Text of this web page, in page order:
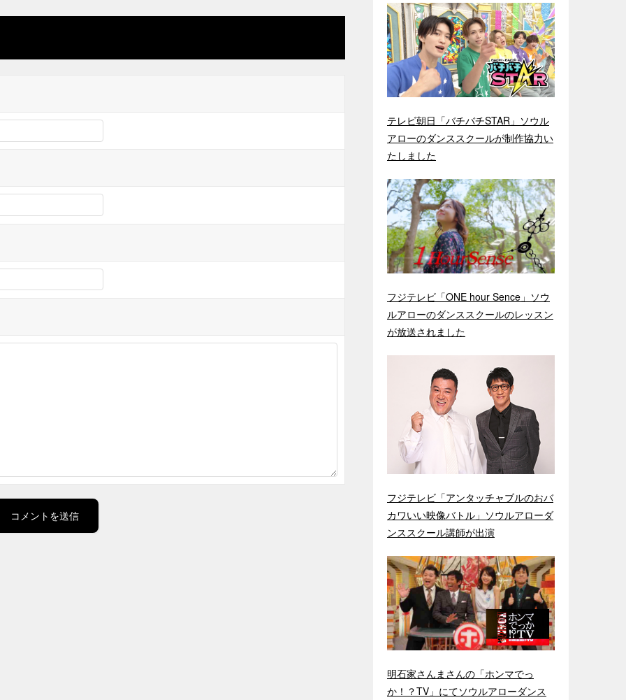
テレビ朝日「バチバチSTAR」ソウル
アローのダンススクールが制作協力い
たしました
フジテレビ「ONE hour Sence」ソウ
ルアローのダンススクールのレッスン
が放送されました
フジテレビ「アンタッチャブルのおバ
カワいい映像バトル」ソウルアローダ
ンススクール講師が出演
明石家さんまさんの「ホンマでっ
か！？TV」にてソウルアローダンス